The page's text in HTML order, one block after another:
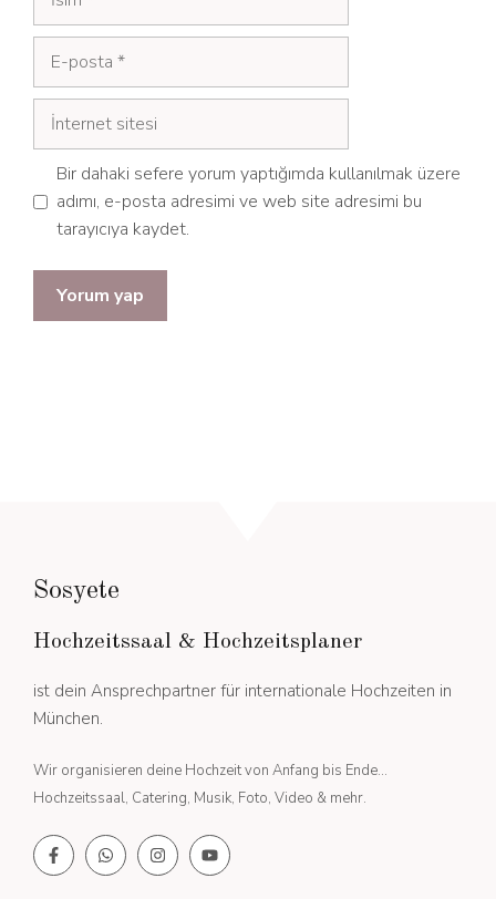
posta
İnternet
sitesi
Bir dahaki sefere yorum yaptığımda kullanılmak üzere
adımı, e-posta adresimi ve web site adresimi bu
tarayıcıya kaydet.
Sosyete
Hochzeitssaal & Hochzeitsplaner
ist dein Ansprechpartner für internationale Hochzeiten in
München.
Wir organisieren deine Hochzeit von Anfang bis Ende...
Hochzeitssaal, Catering, Musik, Foto, Video & mehr.